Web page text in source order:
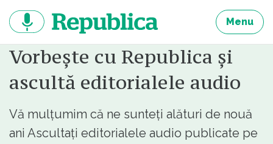
continut
Menu
Vorbește cu Republica și
ascultă editorialele audio
Vă mulțumim că ne sunteți alături de nouă
ani Ascultați editorialele audio publicate pe